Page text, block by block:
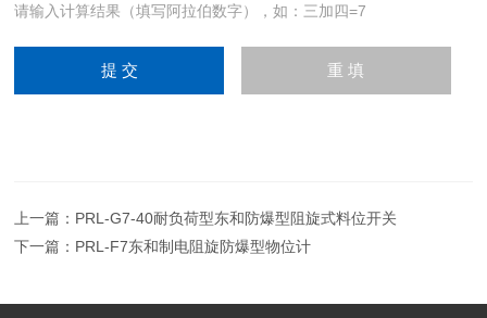
请输入计算结果（填写阿拉伯数字），如：三加四=7
上一篇： PRL-G7-40耐负荷型东和防爆型阻旋式料位开关
下一篇： PRL-F7东和制电阻旋防爆型物位计